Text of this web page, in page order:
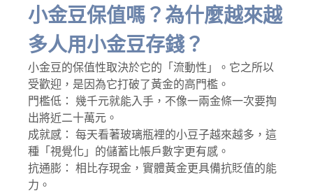
小金豆保值嗎？為什麼越來越
多人用小金豆存錢？
小金豆的保值性取決於它的「流動性」。它之所以
受歡迎，是因為它打破了黃金的高門檻。
門檻低： 幾千元就能入手，不像一兩金條一次要掏
出將近二十萬元。
成就感： 每天看著玻璃瓶裡的小豆子越來越多，這
種「視覺化」的儲蓄比帳戶數字更有感。
抗通膨： 相比存現金，實體黃金更具備抗貶值的能
力。